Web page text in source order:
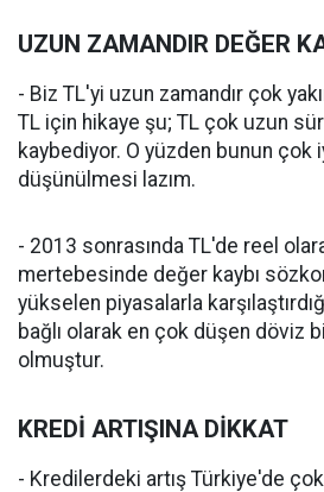
UZUN ZAMANDIR DEĞER
- Biz TL'yi uzun zamandır çok
TL için hikaye şu; TL çok uzun
kaybediyor. O yüzden bunun çok
düşünülmesi lazım.
- 2013 sonrasında TL'de reel
mertebesinde değer kaybı
yükselen piyasalarla
bağlı olarak en çok düşen döviz
olmuştur.
KREDİ ARTIŞINA DİKKAT
- Kredilerdeki artış Türkiye'de